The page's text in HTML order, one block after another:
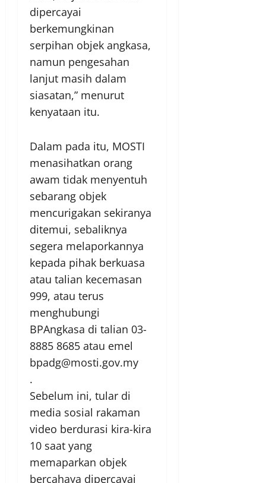
dipercayai
berkemungkinan
serpihan objek angkasa,
namun pengesahan
lanjut masih dalam
siasatan,” menurut
kenyataan itu.
Dalam pada itu, MOSTI
menasihatkan orang
awam tidak menyentuh
sebarang objek
mencurigakan sekiranya
ditemui, sebaliknya
segera melaporkannya
kepada pihak berkuasa
atau talian kecemasan
999, atau terus
menghubungi
BPAngkasa di talian 03-
8885 8685 atau emel
bpadg@mosti.gov.my
.
Sebelum ini, tular di
media sosial rakaman
video berdurasi kira-kira
10 saat yang
memaparkan objek
bercahaya dipercayai